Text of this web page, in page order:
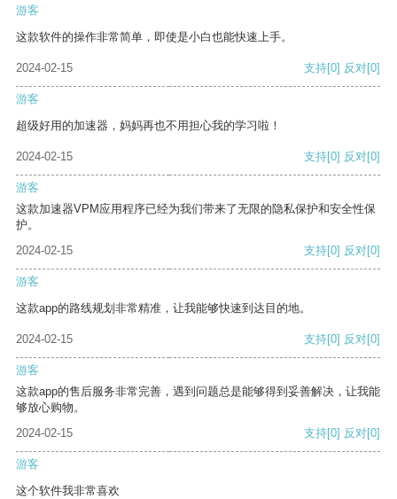
游客
这款软件的操作非常简单，即使是小白也能快速上手。
2024-02-15 支持[0] 反对[0]
游客
超级好用的加速器，妈妈再也不用担心我的学习啦！
2024-02-15 支持[0] 反对[0]
游客
这款加速器VPM应用程序已经为我们带来了无限的隐私保护和安全性保
护。
2024-02-15
支持[0] 反对[0]
游客
这款app的路线规划非常精准，让我能够快速到达目的地。
2024-02-15 支持[0] 反对[0]
游客
这款app的售后服务非常完善，遇到问题总是能够得到妥善解决，让我能
够放心购物。
2024-02-15
支持[0] 反对[0]
游客
这个软件我非常喜欢